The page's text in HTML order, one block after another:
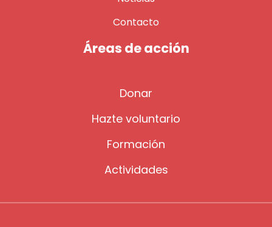
Contacto
Áreas de acción
Donar
Hazte voluntario
Formación
Actividades